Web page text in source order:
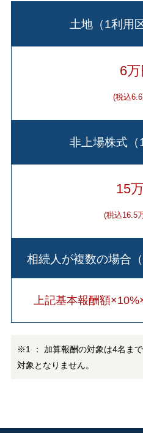
土地（1利用
6万
(税込
非上場株式（
15
(税込16.5
相続人が複数の場合
上記基本報酬額
※1 ： 加算報酬の対象は4名ま
対象となりません。